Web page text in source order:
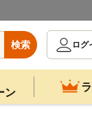
検索
ログ
ン